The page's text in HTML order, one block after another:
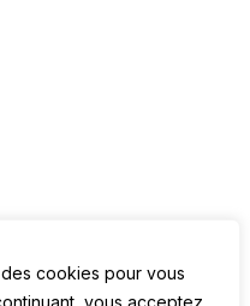
cookies pour vous
vous acceptez